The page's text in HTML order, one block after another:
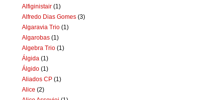
Alfiginistair (1)
Alfredo Dias Gomes (3)
Algaravia Trio (1)
Algarobas (1)
Algebra Trio (1)
Álgida (1)
Álgido (1)
Aliados CP (1)
Alice (2)